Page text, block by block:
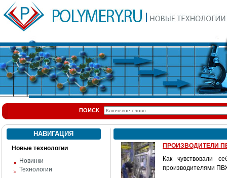
ПОИСК
НАВИГАЦИЯ
Новые технологии
Новинки
Технологии
ПРОИЗВОДИТЕЛИ
Как чувствовали
производителями